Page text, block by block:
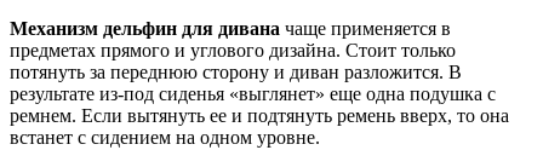
Механизм дельфин для дивана чаще применяется в
предметах прямого и углового дизайна. Стоит только
потянуть за переднюю сторону и диван разложится. В
результате из-под сиденья «выглянет» еще одна подушка с
ремнем. Если вытянуть ее и подтянуть ремень вверх, то она
встанет с сидением на одном уровне.